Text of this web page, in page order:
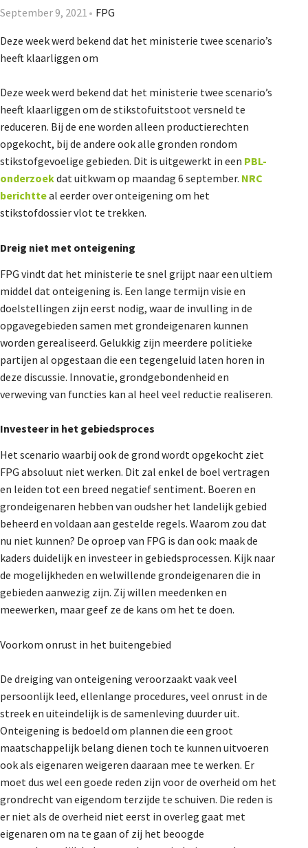
September 9, 2021 FPG
Deze week werd bekend dat het ministerie twee scenario’s
heeft klaarliggen om
Deze week werd bekend dat het ministerie twee scenario’s
heeft klaarliggen om de stikstofuitstoot versneld te
reduceren. Bij de ene worden alleen productierechten
opgekocht, bij de andere ook alle gronden rondom
stikstofgevoelige gebieden. Dit is uitgewerkt in een PBL-
onderzoekdat uitkwam op maandag 6 september. NRC
berichtteal eerder over onteigening om het
stikstofdossier vlot te trekken.
Dreig niet met onteigening
FPG vindt dat het ministerie te snel grijpt naar een ultiem
middel dat onteigening is. Een lange termijn visie en
doelstellingen zijn eerst nodig, waar de invulling in de
opgavegebieden samen met grondeigenaren kunnen
worden gerealiseerd. Gelukkig zijn meerdere politieke
partijen al opgestaan die een tegengeluid laten horen in
deze discussie. Innovatie, grondgebondenheid en
verweving van functies kan al heel veel reductie realiseren.
Investeer in het gebiedsproces
Het scenario waarbij ook de grond wordt opgekocht ziet
FPG absoluut niet werken. Dit zal enkel de boel vertragen
en leiden tot een breed negatief sentiment. Boeren en
grondeigenaren hebben van oudsher het landelijk gebied
beheerd en voldaan aan gestelde regels. Waarom zou dat
nu niet kunnen? De oproep van FPG is dan ook: maak de
kaders duidelijk en investeer in gebiedsprocessen. Kijk naar
de mogelijkheden en welwillende grondeigenaren die in
gebieden aanwezig zijn. Zij willen meedenken en
meewerken, maar geef ze de kans om het te doen.
Voorkom onrust in het buitengebied
De dreiging van onteigening veroorzaakt vaak veel
persoonlijk leed, ellenlange procedures, veel onrust in de
streek en uiteindelijk is de samenleving duurder uit.
Onteigening is bedoeld om plannen die een groot
maatschappelijk belang dienen toch te kunnen uitvoeren
ook als eigenaren weigeren daaraan mee te werken. Er
moet dus wel een goede reden zijn voor de overheid om het
grondrecht van eigendom terzijde te schuiven. Die reden is
er niet als de overheid niet eerst in overleg gaat met
eigenaren om na te gaan of zij het beoogde
De Landeigenaar
Contact